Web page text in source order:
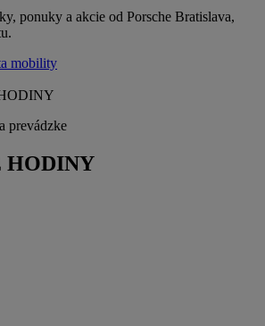
ponuky a akcie od Porsche Bratislava,
mobility
prevádzke
HODINY